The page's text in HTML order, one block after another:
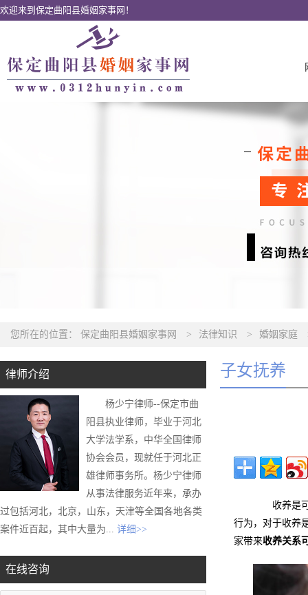
欢迎来到保定曲阳县婚姻家事网！
您所在的位置： 保定曲阳县婚姻家事网 > 法律知识 > 婚姻家庭
律师介绍
杨少宁律师--保定市曲
阳县执业律师，毕业于河北
大学法学系，中华全国律师
协会会员，现就任于河北正
雄律师事务所。杨少宁律师
从事法律服务近年来，承办
过包括河北，北京，山东，天津等全国各地各类
案件近百起，其中大量为... 详细>>
在线咨询
子女抚养
收养是可
行为，对于收养
家带来收养关系